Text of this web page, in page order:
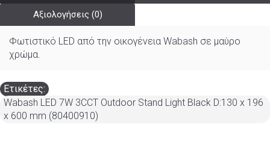
Αξιολογήσεις (0)
Φωτιστικό LED από την οικογένεια Wabash σε μαύρο
χρώμα.
Ετικέτες:
Wabash LED 7W 3CCT Outdoor Stand Light Black D:130 x 196
x 600 mm (80400910)